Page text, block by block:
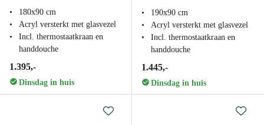
180x90 cm
Acryl versterkt met glasvezel
Incl. thermostaatkraan en
handdouche
1.395,-
Dinsdag in huis
190x90 cm
Acryl versterkt met glasvezel
Incl. thermostaatkraan en
handdouche
1.445,-
Dinsdag in huis